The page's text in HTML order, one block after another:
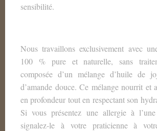
sensibilité.
Nous travaillons exclusivement avec
100 % pure et naturelle, sans
composée d’un mélange d’huile de
d’amande douce. Ce mélange nourrit et
en profondeur tout en respectant son
Si vous présentez une allergie à
signalez-le à votre praticienne à